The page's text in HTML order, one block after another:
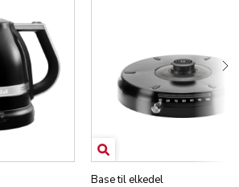
Base til elkedel